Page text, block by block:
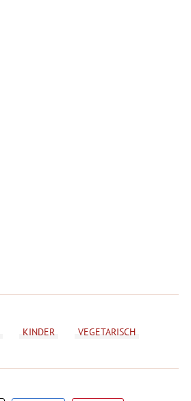
KINDER VEGETARISCH